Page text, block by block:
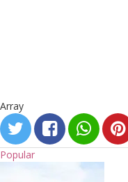
Array
Popular